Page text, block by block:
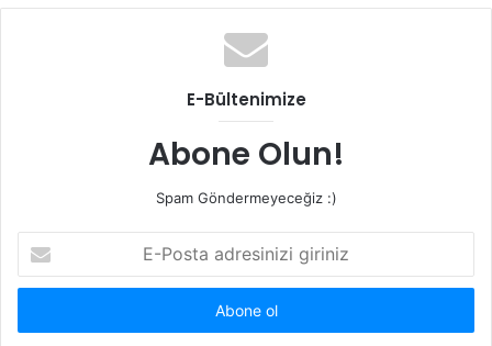
E-Bültenimize
Abone Olun!
Spam Göndermeyeceğiz :)
Posta
adresinizi